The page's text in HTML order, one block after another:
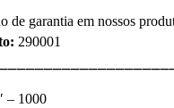
de garantia em nossos
290001
– 1000